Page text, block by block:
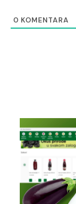
0 KOMENTARA